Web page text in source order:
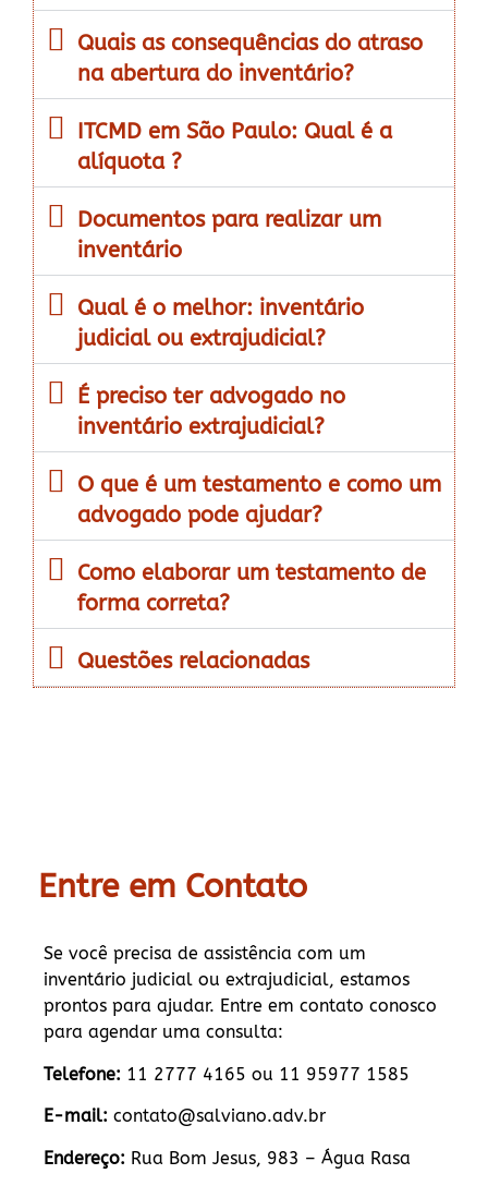
Quais as consequências do atraso
na abertura do inventário?
ITCMD em São Paulo: Qual é a
alíquota ?
Documentos para realizar um
inventário
Qual é o melhor: inventário
judicial ou extrajudicial?
É preciso ter advogado no
inventário extrajudicial?
O que é um testamento e como um
advogado pode ajudar?
Como elaborar um testamento de
forma correta?
Questões relacionadas
Entre em Contato
Se você precisa de assistência com um
inventário judicial ou extrajudicial, estamos
prontos para ajudar. Entre em contato conosco
para agendar uma consulta:
Telefone: 11 2777 4165 ou 11 95977 1585
E-mail: contato@salviano.adv.br
Endereço: Rua Bom Jesus, 983 – Água Rasa